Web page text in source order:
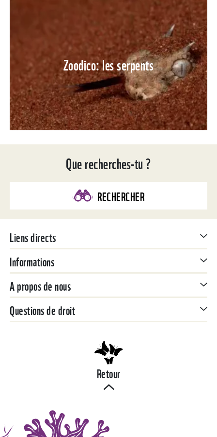
Zoodico: les serpents
Que recherches-tu ?
RECHERCHER
Liens directs
Informations
A propos de nous
Questions de droit
Retour